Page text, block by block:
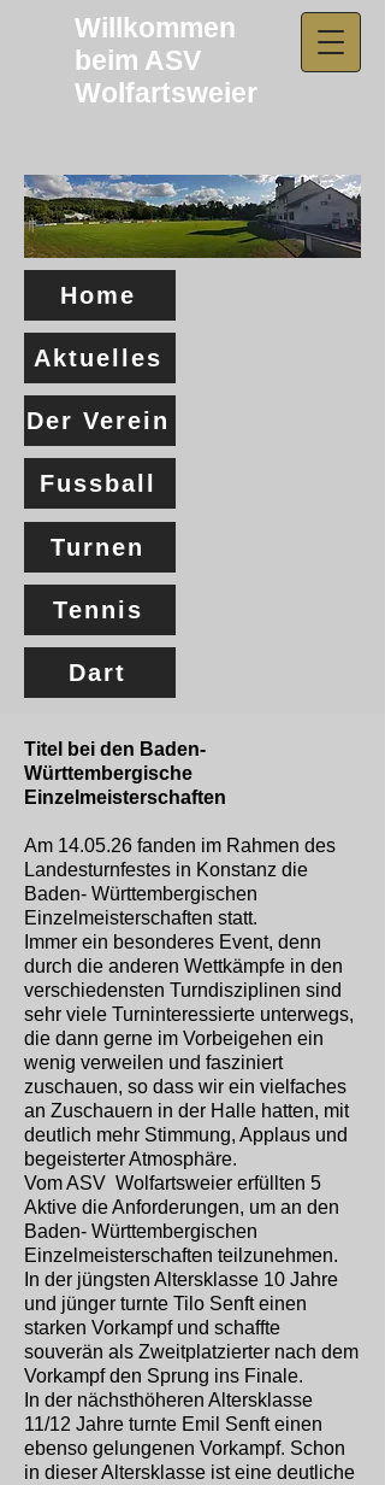
Willkommen
beim ASV
Wolfartsweier​
Home
Aktuelles
Der Verein
Tennis
Fussball
Turnen
Dart
Titel bei den Baden-
Württembergische
Einzelmeisterschaften
Am 14.05.26 fanden im Rahmen des
Landesturnfestes in Konstanz die
Baden- Württembergischen
Einzelmeisterschaften statt.
Immer ein besonderes Event, denn
durch die anderen Wettkämpfe in den
verschiedensten Turndisziplinen sind
sehr viele Turninteressierte unterwegs,
die dann gerne im Vorbeigehen ein
wenig verweilen und fasziniert
zuschauen, so dass wir ein vielfaches
an Zuschauern in der Halle hatten, mit
deutlich mehr Stimmung, Applaus und
begeisterter Atmosphäre.
Vom ASV Wolfartsweier erfüllten 5
Aktive die Anforderungen, um an den
Baden- Württembergischen
Einzelmeisterschaften teilzunehmen.
In der jüngsten Altersklasse 10 Jahre
und jünger turnte Tilo Senft einen
starken Vorkampf und schaffte
souverän als Zweitplatzierter nach dem
Vorkampf den Sprung ins Finale.
In der nächsthöheren Altersklasse
11/12 Jahre turnte Emil Senft einen
ebenso gelungenen Vorkampf. Schon
in dieser Altersklasse ist eine deutliche